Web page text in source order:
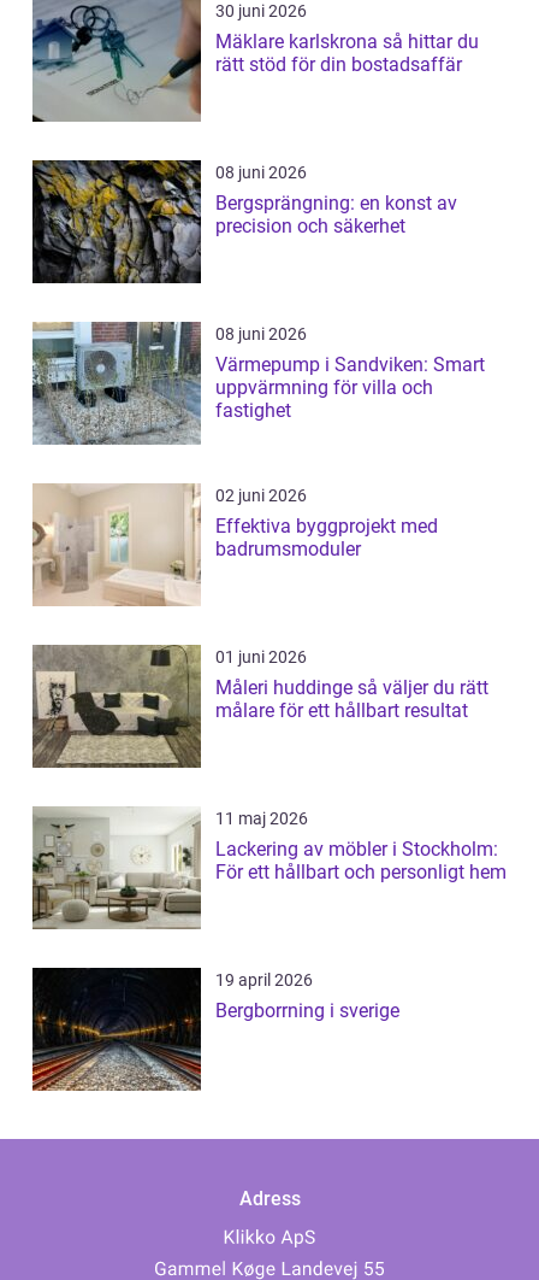
30 juni 2026
Mäklare karlskrona så hittar du
rätt stöd för din bostadsaffär
08 juni 2026
Bergsprängning: en konst av
precision och säkerhet
08 juni 2026
Värmepump i Sandviken: Smart
uppvärmning för villa och
fastighet
02 juni 2026
Effektiva byggprojekt med
badrumsmoduler
01 juni 2026
Måleri huddinge så väljer du rätt
målare för ett hållbart resultat
11 maj 2026
Lackering av möbler i Stockholm:
För ett hållbart och personligt hem
19 april 2026
Bergborrning i sverige
Adress